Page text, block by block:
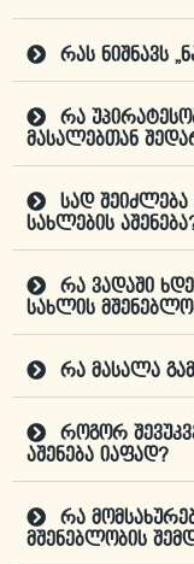
რას ნიშნავს
რა
მასალებთან
სად შეიძლება
სახლების
რა ვადაში
სახლის
რა მასალა
როგორ
აშენება იაფად?
რა
მშენებლობის